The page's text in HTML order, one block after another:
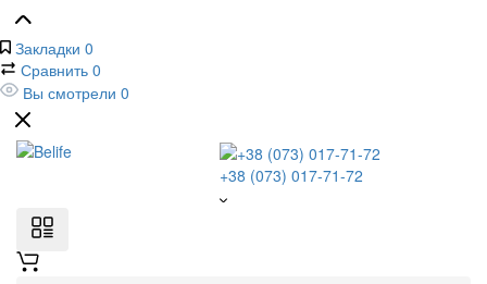
Закладки 0
Сравнить 0
Вы смотрели 0
+38 (073) 017-71-72